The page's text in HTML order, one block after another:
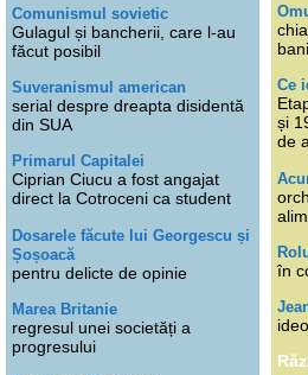
Comunismul sovietic
Gulagul și bancherii, care l-au
făcut posibil
Suveranismul american
serial despre dreapta disidentă
din SUA
Primarul Capitalei
Ciprian Ciucu a fost angajat
direct la Cotroceni ca student
Dosarele făcute lui Georgescu și
Șoșoacă
pentru delicte de opinie
Marea Britanie
regresul unei societăți a
progresului
Ce
și
de
în